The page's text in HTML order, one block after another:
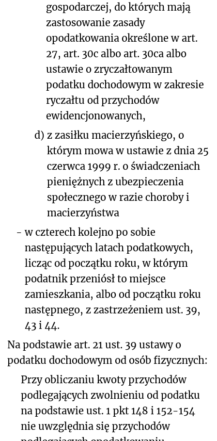
gospodarczej, do których mają
zastosowanie zasady
opodatkowania określone w art.
27, art. 30c albo art. 30ca albo
ustawie o zryczałtowanym
podatku dochodowym w zakresie
ryczałtu od przychodów
ewidencjonowanych,
d) z zasiłku macierzyńskiego, o
którym mowa w ustawie z dnia 25
czerwca 1999 r. o świadczeniach
pieniężnych z ubezpieczenia
społecznego w razie choroby i
macierzyństwa
- w czterech kolejno po sobie
następujących latach podatkowych,
licząc od początku roku, w którym
podatnik przeniósł to miejsce
zamieszkania, albo od początku roku
następnego, z zastrzeżeniem ust. 39,
43 i 44.
Na podstawie art. 21 ust. 39 ustawy o
podatku dochodowym od osób fizycznych:
Przy obliczaniu kwoty przychodów
podlegających zwolnieniu od podatku
na podstawie ust. 1 pkt 148 i 152-154
nie uwzględnia się przychodów